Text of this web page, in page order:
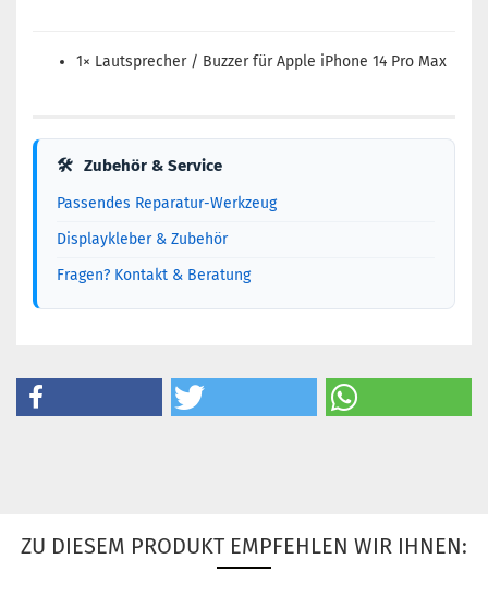
1× Lautsprecher / Buzzer für Apple iPhone 14 Pro Max
🛠 Zubehör & Service
Passendes Reparatur-Werkzeug
Displaykleber & Zubehör
Fragen? Kontakt & Beratung
ZU DIESEM PRODUKT EMPFEHLEN WIR IHNEN: